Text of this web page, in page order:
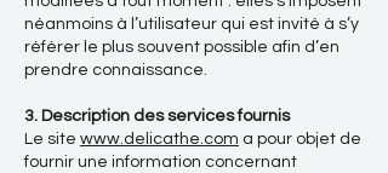
néanmoins à l’utilisateur qui est invité à s’y
référer le plus souvent possible afin d’en
prendre connaissance.
3. Description des services fournis
Le site www.delicathe.com a pour objet de
fournir une information concernant